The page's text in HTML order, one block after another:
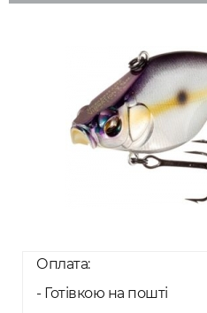
Оплата:
- Готівкою на пошті